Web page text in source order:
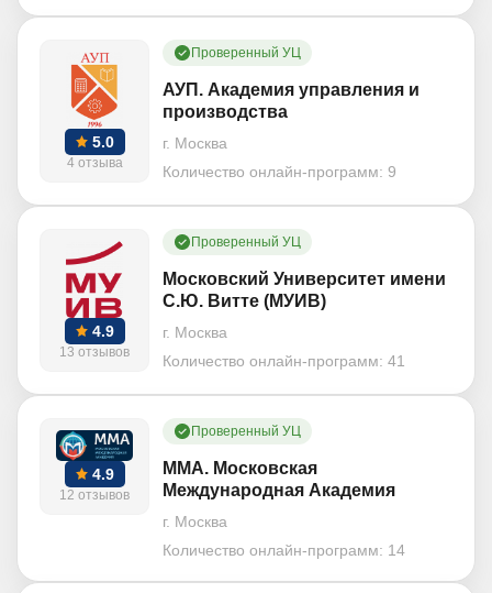
5.0
4 отзыва
Проверенный УЦ
АУП. Академия управления и
производства
г. Москва
Количество онлайн-программ: 9
4.9
13 отзывов
Проверенный УЦ
Московский Университет имени
С.Ю. Витте (МУИВ)
г. Москва
Количество онлайн-программ: 41
4.9
12 отзывов
Проверенный УЦ
ММА. Московская
Международная Академия
г. Москва
Количество онлайн-программ: 14